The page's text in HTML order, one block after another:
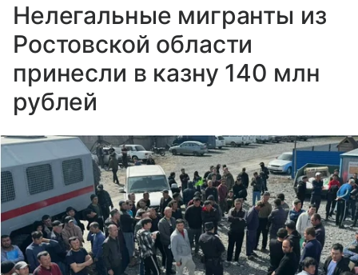
Нелегальные мигранты из
Ростовской области
принесли в казну 140 млн
рублей